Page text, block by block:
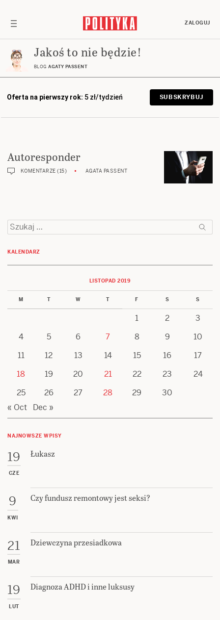
ZALOGUJ
Jakoś to nie będzie!
BLOG AGATY PASSENT
Oferta na pierwszy rok: 5 zł/tydzień SUBSKRYBUJ
Autoresponder
KOMENTARZE (15) AGATA PASSENT
Szukaj:
KALENDARZ
LISTOPAD 2019
M T W T F S S
1 2
3
4
5 6 7 8 9
10
11
12 13 14 15 16
17
18
19 20 21 22 23
24
25
26 27 28 29
30
« Oct
Dec »
NAJNOWSZE WPISY
19
CZE
Łukasz
9
KWI
Czy fundusz remontowy jest seksi?
21
MAR
Dziewczyna przesiadkowa
19
LUT
Diagnoza ADHD i inne luksusy